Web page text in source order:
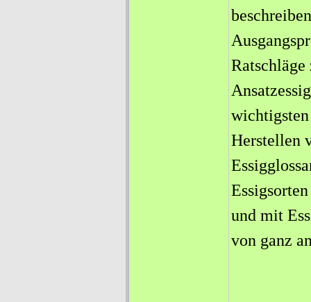
Herstellen
und mit
von ganz